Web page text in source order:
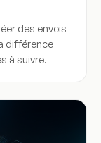
des envois
différence
à suivre.